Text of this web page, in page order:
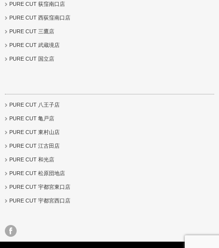
PURE CUT 荻窪南口店
PURE CUT 西荻窪南口店
PURE CUT 三鷹店
PURE CUT 武蔵境店
PURE CUT 国立店
PURE CUT 八王子店
PURE CUT 亀戸店
PURE CUT 東村山店
PURE CUT 江古田店
PURE CUT 和光店
PURE CUT 松原団地店
PURE CUT 宇都宮東口店
PURE CUT 宇都宮西口店